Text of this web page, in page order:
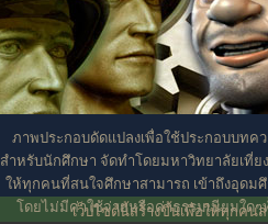
เว็ปไซต์นี้สร้างขึ้นเพื่อให้ทุกค
ภาพประกอบดัดแปลงเพื่อใช้ประกอบบทค
สำหรับนักศึกษา จัดทำโดยมหาวิทยาลัยเที่ย
ให้ทุกคนที่สนใจศึกษาสามารถ เข้าถึงอุดม
โดยไม่มีค่าใช้จ่ายหรือค่าธรรมเนียมใดๆ